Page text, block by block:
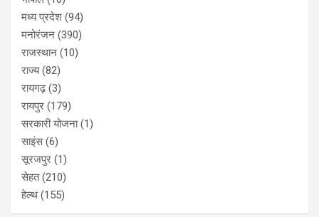
मध्य प्रदेश (94)
मनोरंजन (390)
राजस्थान (10)
राज्य(82)
रायगढ़(3)
रायपुर (179)
सरकारी योजना(1)
साइंस(6)
सूरजपुर (1)
सेहत(210)
हेल्थ (155)